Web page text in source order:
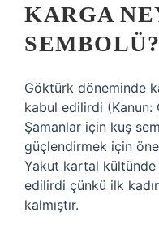
KARGA
SEMBOLÜ?
Göktürk döneminde
kabul edilirdi (Kanun:
Şamanlar için kuş
güçlendirmek için
Yakut kartal
edilirdi çünkü ilk
kalmıştır.